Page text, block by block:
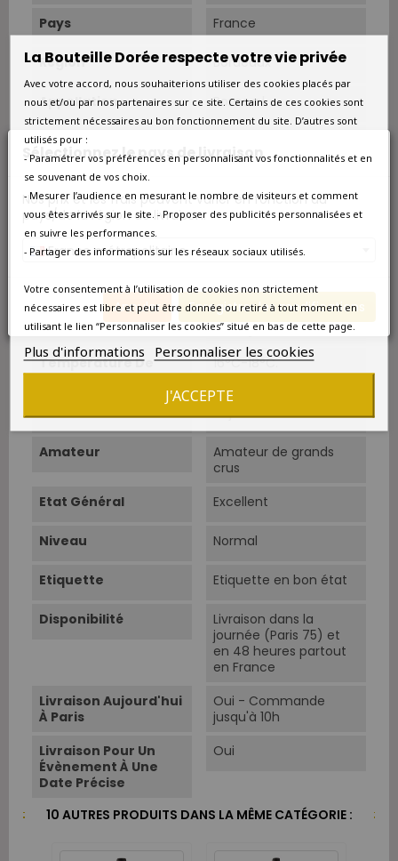
Sélectionnez le pays de livraison
Nos prix et les frais peuvent varier en fonction du
pays/de la région de livraison.
France métropolitaine
Annuler Enregistrer les modifications
Pays France
Région Bordeaux
Appellation Pomerol
Couleur
Type
Superficie 47,5 ha.
Cépage Dominant Merlot
Cépages
Merlot 80%, Cabernet
Franc 15% et Cabernet-
Sauvignon 5%.
Température De
Service
16°C-18°C.
Boire À Partir De Aujourd'hui
Amateur
Amateur de grands
crus
Etat Général
Excellent
Niveau Normal
Etiquette Etiquette en bon état
Disponibilité
Livraison dans la
journée (Paris 75) et
en 48 heures partout
en France
Livraison Aujourd'hui
À Paris
Oui - Commande
jusqu'à 10h
Livraison Pour Un
Évènement À Une
Date Précise
Oui
10 AUTRES PRODUITS DANS LA MÊME CATÉGORIE :
La Bouteille Dorée respecte votre vie privée
Avec votre accord, nous souhaiterions utiliser des cookies placés par
nous et/ou par nos partenaires sur ce site. Certains de ces cookies sont
strictement nécessaires au bon fonctionnement du site. D’autres sont
utilisés pour :
- Paramétrer vos préférences en personnalisant vos fonctionnalités et en
se souvenant de vos choix.
- Mesurer l’audience en mesurant le nombre de visiteurs et comment
vous êtes arrivés sur le site. - Proposer des publicités personnalisées et
en suivre les performances.
- Partager des informations sur les réseaux sociaux utilisés.
Votre consentement à l’utilisation de cookies non strictement
nécessaires est libre et peut être donnée ou retiré à tout moment en
utilisant le lien “Personnaliser les cookies” situé en bas de cette page.
Plus d'informations Personnaliser les cookies
J'ACCEPTE